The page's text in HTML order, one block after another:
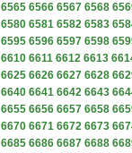
6565 6566 6567 6568
6580 6581 6582 6583
6595 6596 6597 6598
6610 6611 6612 6613
6625 6626 6627 6628
6640 6641 6642 6643
6655 6656 6657 6658
6670 6671 6672 6673
6685 6686 6687 6688